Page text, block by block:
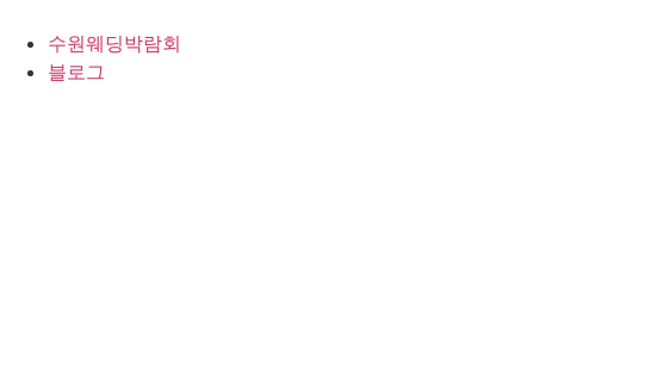
수원웨딩박람회
블로그